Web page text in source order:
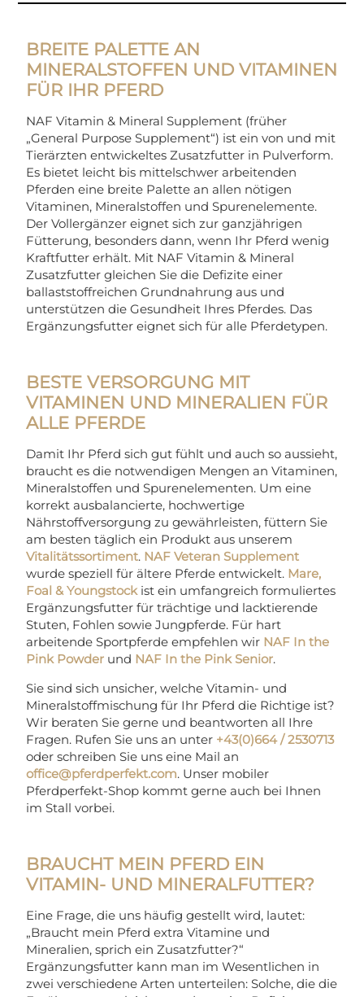
BREITE PALETTE AN
MINERALSTOFFEN UND VITAMINEN
FÜR IHR PFERD
NAF Vitamin & Mineral Supplement (früher
„General Purpose Supplement“) ist ein von und mit
Tierärzten entwickeltes Zusatzfutter in Pulverform.
Es bietet leicht bis mittelschwer arbeitenden
Pferden eine breite Palette an allen nötigen
Vitaminen, Mineralstoffen und Spurenelemente.
Der Vollergänzer eignet sich zur ganzjährigen
Fütterung, besonders dann, wenn Ihr Pferd wenig
Kraftfutter erhält. Mit NAF Vitamin & Mineral
Zusatzfutter gleichen Sie die Defizite einer
ballaststoffreichen Grundnahrung aus und
unterstützen die Gesundheit Ihres Pferdes. Das
Ergänzungsfutter eignet sich für alle Pferdetypen.
BESTE VERSORGUNG MIT
VITAMINEN UND MINERALIEN FÜR
ALLE PFERDE
Damit Ihr Pferd sich gut fühlt und auch so aussieht,
braucht es die notwendigen Mengen an Vitaminen,
Mineralstoffen und Spurenelementen. Um eine
korrekt ausbalancierte, hochwertige
Nährstoffversorgung zu gewährleisten, füttern Sie
am besten täglich ein Produkt aus unserem
Vitalitätssortiment. NAF Veteran Supplement
wurde speziell für ältere Pferde entwickelt. Mare,
Foal & Youngstockist ein umfangreich formuliertes
Ergänzungsfutter für trächtige und lacktierende
Stuten, Fohlen sowie Jungpferde. Für hart
arbeitende Sportpferde empfehlen wir NAF In the
Pink Powder und NAF In the Pink Senior.
Sie sind sich unsicher, welche Vitamin- und
Mineralstoffmischung für Ihr Pferd die Richtige ist?
Wir beraten Sie gerne und beantworten all Ihre
Fragen. Rufen Sie uns an unter +43(0)664 / 2530713
oder schreiben Sie uns eine Mail an
office@pferdperfekt.com. Unser mobiler
Pferdperfekt-Shop kommt gerne auch bei Ihnen
im Stall vorbei.
BRAUCHT MEIN PFERD EIN
VITAMIN- UND MINERALFUTTER?
Eine Frage, die uns häufig gestellt wird, lautet:
„Braucht mein Pferd extra Vitamine und
Mineralien, sprich ein Zusatzfutter?“
Ergänzungsfutter kann man im Wesentlichen in
zwei verschiedene Arten unterteilen: Solche, die die